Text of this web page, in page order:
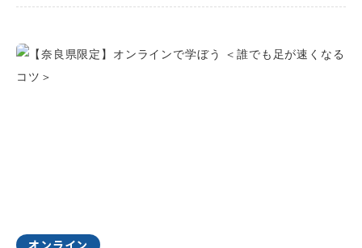
オンライン